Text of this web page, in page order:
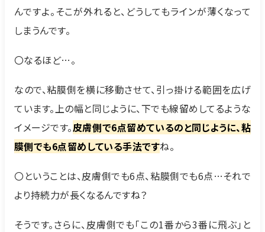
んですよ。そこが外れると、どうしてもラインが薄くなって
しまうんです。
〇なるほど…。
なので、粘膜側を横に移動させて、引っ掛ける範囲を広げ
ています。上の幅と同じように、下でも線留めしてるような
イメージです。皮膚側で6点留めているのと同じように、粘
膜側でも6点留めしている手法ですね。
〇ということは、皮膚側でも6点、粘膜側でも6点…それで
より持続力が長くなるんですね？
そうです。さらに、皮膚側でも「この1番から3番に飛ぶ」と